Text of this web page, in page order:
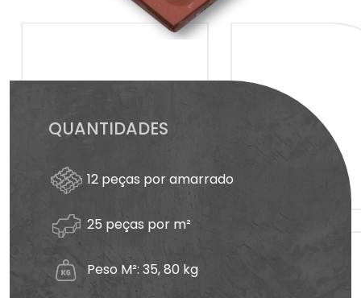
QUANTIDADES
12 peças por amarrado
25 peças por m²
Peso M²: 35, 80 kg